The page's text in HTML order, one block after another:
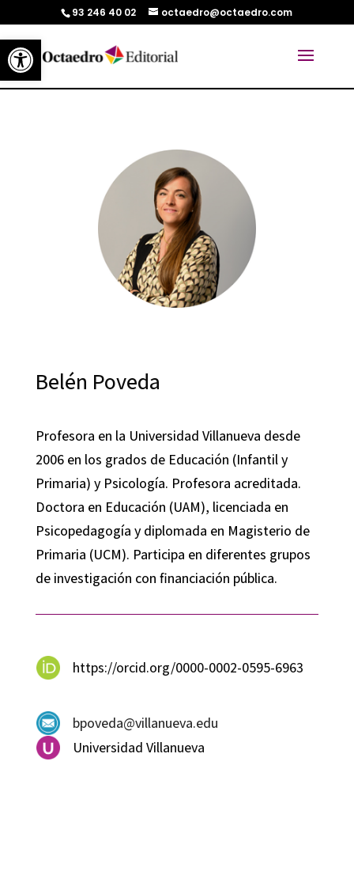
Abrir barra de herramientas
93 246 40 02 octaedro@octaedro.com
Belén Poveda
Profesora en la Universidad Villanueva desde
2006 en los grados de Educación (Infantil y
Primaria) y Psicología. Profesora acreditada.
Doctora en Educación (UAM), licenciada en
Psicopedagogía y diplomada en Magisterio de
Primaria (UCM). Participa en diferentes grupos
de investigación con financiación pública.
https://orcid.org/0000-0002-0595-6963
bpoveda@villanueva.edu
Universidad Villanueva